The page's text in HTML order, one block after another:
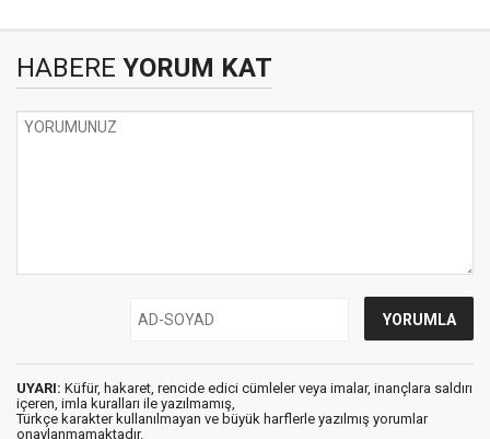
HABERE YORUM KAT
UYARI: Küfür, hakaret, rencide edici cümleler veya imalar, inançlara saldırı
içeren, imla kuralları ile yazılmamış,
Türkçe karakter kullanılmayan ve büyük harflerle yazılmış yorumlar
onaylanmamaktadır.